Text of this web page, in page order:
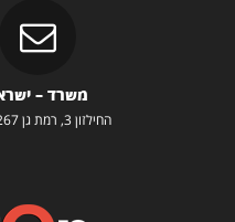
משרד –
החילזון 3, רמת גן 5252267